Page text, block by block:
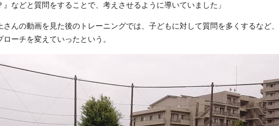
』などと質問をすることで、考えさせるように導いていました」
さんの動画を見た後のトレーニングでは、子どもに対して質問を多くするなど、
ローチを変えていったという。